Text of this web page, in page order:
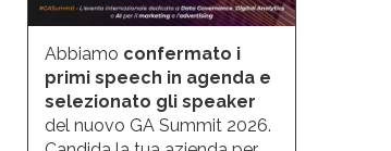
Abbiamo confermato i
primi speech in agenda e
selezionato gli speaker
del nuovo GA Summit 2026.